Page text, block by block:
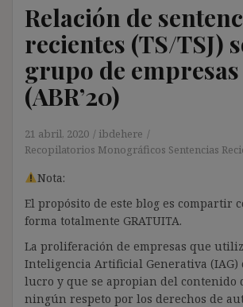
Relación de
recientes (TS/TSJ)
grupo de empresas
(ABR’20)
21 abril, 2020
ibdehere
Recopilatorios Monográficos Sentencias
Nota:
El propósito de este blog es compartir
forma totalmente GRATUITA.
La proliferación de empresas que
Inteligencia Artificial Generativa (IAG)
lucro y que se apropian del contenido
ningún respeto por los derechos de